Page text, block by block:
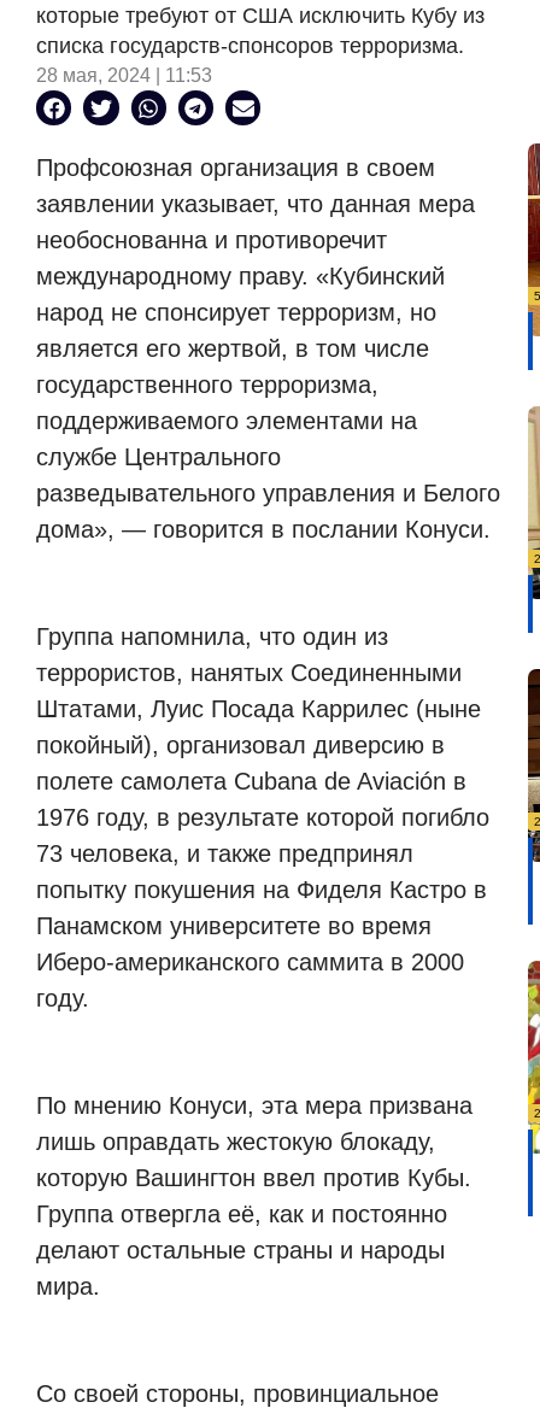
которые требуют от США исключить Кубу из
списка государств-спонсоров терроризма.
28 мая, 2024 | 11:53
Профсоюзная организация в своем
заявлении указывает, что данная мера
необоснованна и противоречит
международному праву. «Кубинский
народ не спонсирует терроризм, но
является его жертвой, в том числе
государственного терроризма,
поддерживаемого элементами на
службе Центрального
разведывательного управления и Белого
дома», — говорится в послании Конуси.
Группа напомнила, что один из
террористов, нанятых Соединенными
Штатами, Луис Посада Каррилес (ныне
покойный), организовал диверсию в
полете самолета Cubana de Aviación в
1976 году, в результате которой погибло
73 человека, и также предпринял
попытку покушения на Фиделя Кастро в
Панамском университете во время
Иберо-американского саммита в 2000
году.
По мнению Конуси, эта мера призвана
лишь оправдать жестокую блокаду,
которую Вашингтон ввел против Кубы.
Группа отвергла её, как и постоянно
делают остальные страны и народы
мира.
Со своей стороны, провинциальное